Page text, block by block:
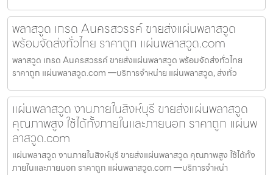
พลาสวูด เกรด Aนครสวรรค์ ขายส่งแผ่นพลาสวูด
พร้อมจัดส่งทั่วไทย ราคาถูก แผ่นพลาสวูด.com
พลาสวูด เกรด Aนครสวรรค์ ขายส่งแผ่นพลาสวูด พร้อมจัดส่งทั่วไทย
ราคาถูก แผ่นพลาสวูด.com —บริการจำหน่าย แผ่นพลาสวูด, ส่งทั่ว
แผ่นพลาสวูด งานภายในสิงห์บุรี ขายส่งแผ่นพลาสวูด
คุณภาพสูง ใช้ได้ทั้งภายในและภายนอก ราคาถูก แผ่นพ
ลาสวูด.com
แผ่นพลาสวูด งานภายในสิงห์บุรี ขายส่งแผ่นพลาสวูด คุณภาพสูง ใช้ได้ทั้ง
ภายในและภายนอก ราคาถูก แผ่นพลาสวูด.com —บริการจำหน่า